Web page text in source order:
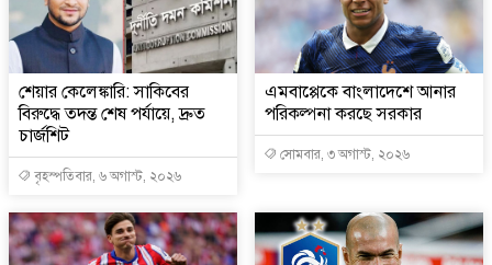
শেয়ার কেলেঙ্কারি: সাকিবের
বিরুদ্ধে তদন্ত শেষ পর্যায়ে, দ্রুত
চার্জশিট
বৃহস্পতিবার, ৬ অগাস্ট, ২০২৬
এমবাপ্পেকে বাংলাদেশে আনার
পরিকল্পনা করছে সরকার
সোমবার, ৩ অগাস্ট, ২০২৬